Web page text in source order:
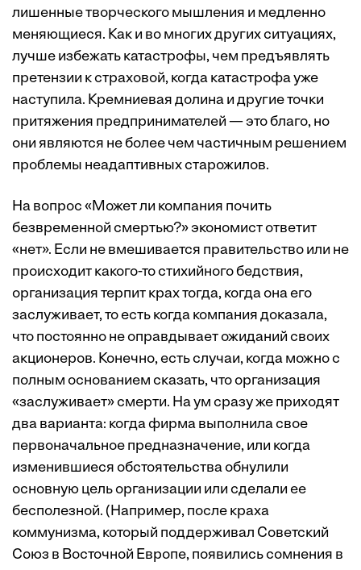
лишенные творческого мышления и медленно
меняющиеся. Как и во многих других ситуациях,
лучше избежать катастрофы, чем предъявлять
претензии к страховой, когда катастрофа уже
наступила. Кремниевая долина и другие точки
притяжения предпринимателей — это благо, но
они являются не более чем частичным решением
проблемы неадаптивных старожилов.
На вопрос «Может ли компания почить
безвременной смертью?» экономист ответит
«нет». Если не вмешивается правительство или не
происходит какого-то стихийного бедствия,
организация терпит крах тогда, когда она его
заслуживает, то есть когда компания доказала,
что постоянно не оправдывает ожиданий своих
акционеров. Конечно, есть случаи, когда можно с
полным основанием сказать, что организация
«заслуживает» смерти. На ум сразу же приходят
два варианта: когда фирма выполнила свое
первоначальное предназначение, или когда
изменившиеся обстоятельства обнулили
основную цель организации или сделали ее
бесполезной. (Например, после краха
коммунизма, который поддерживал Советский
Союз в Восточной Европе, появились сомнения в